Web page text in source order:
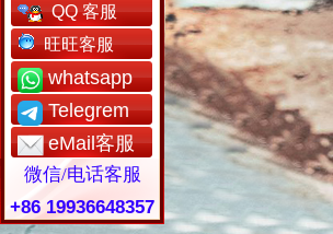
QQ 客服
旺旺客服
whatsapp
Telegrem
eMail客服
微信/电话客服
+86 19936648357